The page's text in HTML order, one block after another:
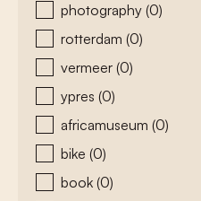
photography (0)
rotterdam (0)
vermeer (0)
ypres (0)
africamuseum (0)
bike (0)
book (0)